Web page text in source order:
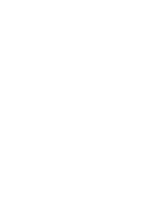
Auswahl personalisierter Werbung
Inhalten
Statistiken oder Kombinationen von